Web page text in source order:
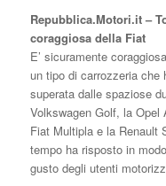
Repubblica.Motori.it –
coraggiosa della Fiat
E’ sicuramente
un tipo di carrozzeria che
superata dalle spaziose
Volkswagen Golf, la
Fiat Multipla e la Renault
tempo ha risposto in
gusto degli utenti